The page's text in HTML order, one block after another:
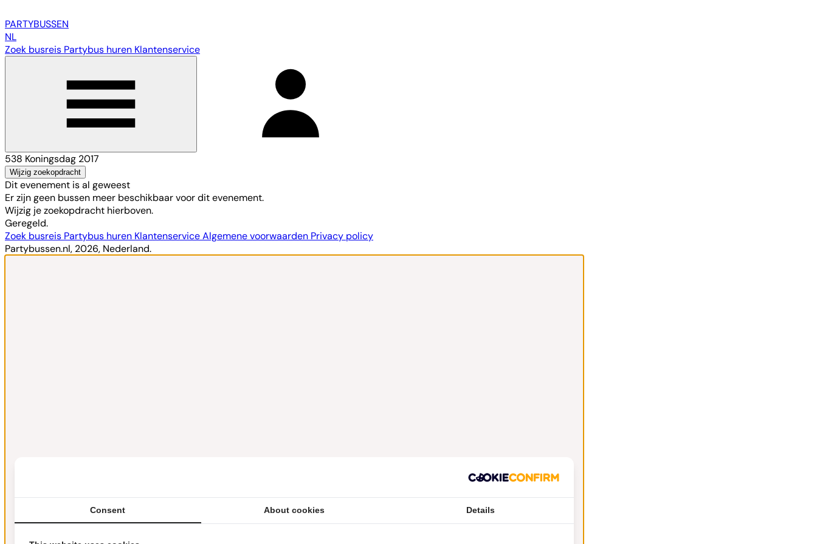
PARTYBUSSEN
NL
Zoek busreis Partybus huren Klantenservice
538 Koningsdag 2017
Wijzig zoekopdracht
Dit evenement is al geweest
Er zijn geen bussen meer beschikbaar voor dit evenement.
Wijzig je zoekopdracht hierboven.
Geregeld.
Zoek busreis Partybus huren KlantenserviceAlgemene voorwaarden Privacy policy
Partybussen.nl, 2026, Nederland.
Consent About cookies Details